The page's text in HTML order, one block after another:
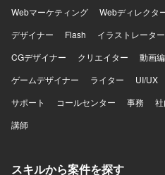
Webマーケティング
Webディレクタ
デザイナー
Flash イラストレーター
CGデザイナー
クリエイター 動画
ゲームデザイナー
ライター UI/UX
サポート
コールセンター 事務
講師
スキルから案件を探す